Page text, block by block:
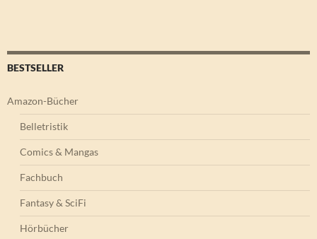
BESTSELLER
Amazon-Bücher
Belletristik
Comics & Mangas
Fachbuch
Fantasy & SciFi
Hörbücher